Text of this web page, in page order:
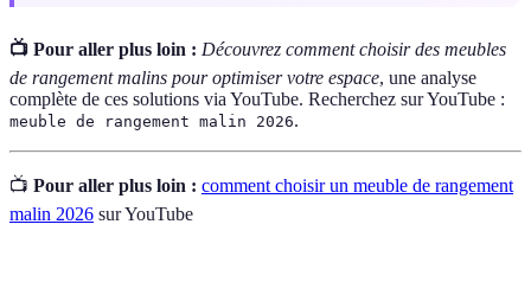
📺 Pour aller plus loin : Découvrez comment choisir des meubles
de rangement malins pour optimiser votre espace, une analyse
complète de ces solutions via YouTube. Recherchez sur YouTube :
meuble de rangement malin 2026.
📺 Pour aller plus loin : comment choisir un meuble de rangement
malin 2026 sur YouTube